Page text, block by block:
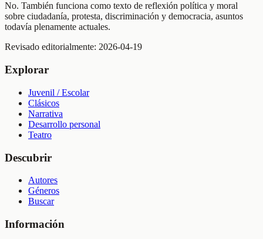
No. También funciona como texto de reflexión política y moral
sobre ciudadanía, protesta, discriminación y democracia, asuntos
todavía plenamente actuales.
Revisado editorialmente: 2026-04-19
Explorar
Juvenil / Escolar
Clásicos
Narrativa
Desarrollo personal
Teatro
Descubrir
Autores
Géneros
Buscar
Información